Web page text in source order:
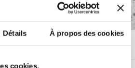
Détails À propos des cookies
cookies.
Terrasses, Coursives Triflex BFS